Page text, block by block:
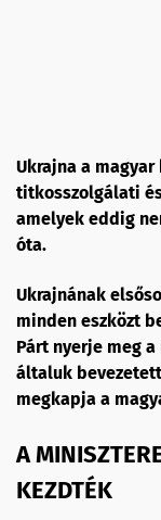
Ukrajna a
titkosszolgálati
amelyek eddig
óta.
Ukrajnának
minden eszközt
Párt nyerje meg
általuk
megkapja a
A
KEZDTÉK